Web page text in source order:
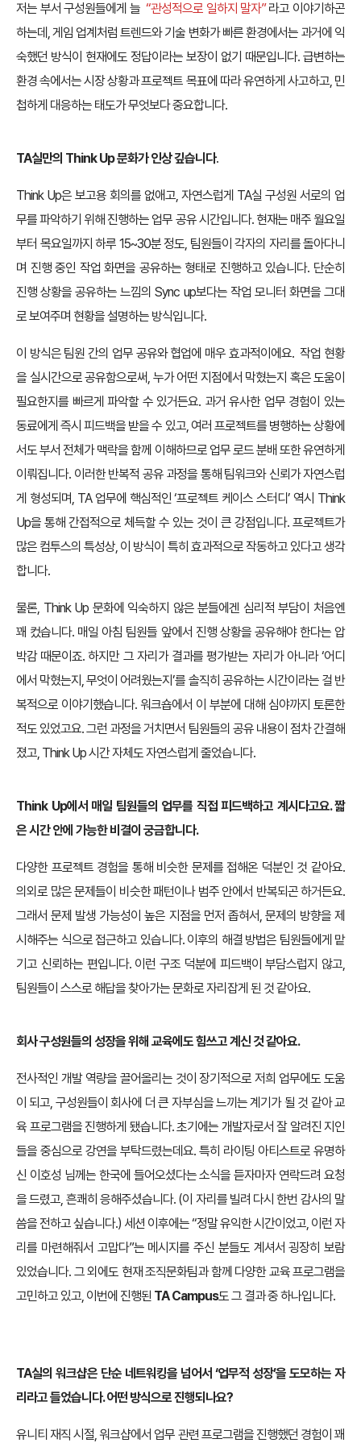
저는 부서 구성원들에게 늘 “관성적으로 일하지 말자” 라고 이야기하곤
하는데, 게임 업계처럼 트렌드와 기술 변화가 빠른 환경에서는 과거에 익
숙했던 방식이 현재에도 정답이라는 보장이 없기 때문입니다. 급변하는
환경 속에서는 시장 상황과 프로젝트 목표에 따라 유연하게 사고하고, 민
첩하게 대응하는 태도가 무엇보다 중요합니다.
TA실만의 Think Up 문화가 인상 깊습니다.
Think Up은 보고용 회의를 없애고, 자연스럽게 TA실 구성원 서로의 업
무를 파악하기 위해 진행하는 업무 공유 시간입니다. 현재는 매주 월요일
부터 목요일까지 하루 15~30분 정도, 팀원들이 각자의 자리를 돌아다니
며 진행 중인 작업 화면을 공유하는 형태로 진행하고 있습니다. 단순히
진행 상황을 공유하는 느낌의 Sync up보다는 작업 모니터 화면을 그대
로 보여주며 현황을 설명하는 방식입니다.
이 방식은 팀원 간의 업무 공유와 협업에 매우 효과적이에요. 작업 현황
을 실시간으로 공유함으로써, 누가 어떤 지점에서 막혔는지 혹은 도움이
필요한지를 빠르게 파악할 수 있거든요. 과거 유사한 업무 경험이 있는
동료에게 즉시 피드백을 받을 수 있고, 여러 프로젝트를 병행하는 상황에
서도 부서 전체가 맥락을 함께 이해하므로 업무 로드 분배 또한 유연하게
이뤄집니다. 이러한 반복적 공유 과정을 통해 팀워크와 신뢰가 자연스럽
게 형성되며, TA 업무에 핵심적인 ‘프로젝트 케이스 스터디’ 역시 Think
Up을 통해 간접적으로 체득할 수 있는 것이 큰 강점입니다. 프로젝트가
많은 컴투스의 특성상, 이 방식이 특히 효과적으로 작동하고 있다고 생각
합니다.
물론, Think Up 문화에 익숙하지 않은 분들에겐 심리적 부담이 처음엔
꽤 컸습니다. 매일 아침 팀원들 앞에서 진행 상황을 공유해야 한다는 압
박감 때문이죠. 하지만 그 자리가 결과를 평가받는 자리가 아니라 ‘어디
에서 막혔는지, 무엇이 어려웠는지’를 솔직히 공유하는 시간이라는 걸 반
복적으로 이야기했습니다. 워크숍에서 이 부분에 대해 심야까지 토론한
적도 있었고요. 그런 과정을 거치면서 팀원들의 공유 내용이 점차 간결해
졌고, Think Up 시간 자체도 자연스럽게 줄었습니다.
Think Up에서 매일 팀원들의 업무를 직접 피드백하고 계시다고요. 짧
은 시간 안에 가능한 비결이 궁금합니다.
다양한 프로젝트 경험을 통해 비슷한 문제를 접해온 덕분인 것 같아요.
의외로 많은 문제들이 비슷한 패턴이나 범주 안에서 반복되곤 하거든요.
그래서 문제 발생 가능성이 높은 지점을 먼저 좁혀서, 문제의 방향을 제
시해주는 식으로 접근하고 있습니다. 이후의 해결 방법은 팀원들에게 맡
기고 신뢰하는 편입니다. 이런 구조 덕분에 피드백이 부담스럽지 않고,
팀원들이 스스로 해답을 찾아가는 문화로 자리잡게 된 것 같아요.
회사 구성원들의 성장을 위해 교육에도 힘쓰고 계신 것 같아요.
전사적인 개발 역량을 끌어올리는 것이 장기적으로 저희 업무에도 도움
이 되고, 구성원들이 회사에 더 큰 자부심을 느끼는 계기가 될 것 같아 교
육 프로그램을 진행하게 됐습니다. 초기에는 개발자로서 잘 알려진 지인
들을 중심으로 강연을 부탁드렸는데요. 특히 라이팅 아티스트로 유명하
신 이호성 님께는 한국에 들어오셨다는 소식을 듣자마자 연락드려 요청
을 드렸고, 흔쾌히 응해주셨습니다. (이 자리를 빌려 다시 한번 감사의 말
씀을 전하고 싶습니다.) 세션 이후에는 “정말 유익한 시간이었고, 이런 자
리를 마련해줘서 고맙다”는 메시지를 주신 분들도 계셔서 굉장히 보람
있었습니다. 그 외에도 현재 조직문화팀과 함께 다양한 교육 프로그램을
고민하고 있고, 이번에 진행된 TA Campus도 그 결과 중 하나입니다.
TA실의 워크샵은 단순 네트워킹을 넘어서 ‘업무적 성장’을 도모하는 자
리라고 들었습니다. 어떤 방식으로 진행되나요?
유니티 재직 시절, 워크샵에서 업무 관련 프로그램을 진행했던 경험이 꽤